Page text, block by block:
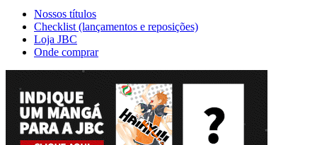
Nossos títulos
Checklist (lançamentos e reposições)
Loja JBC
Onde comprar